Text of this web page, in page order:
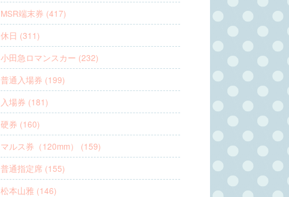
MSR端末券 (417)
休日 (311)
小田急ロマンスカー (232)
普通入場券 (199)
入場券 (181)
硬券 (160)
マルス券（120mm） (159)
普通指定席 (155)
松本山雅 (146)